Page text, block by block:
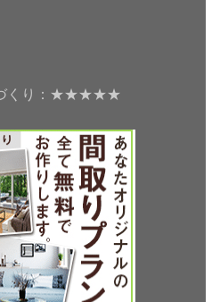
づくり：★★★★★